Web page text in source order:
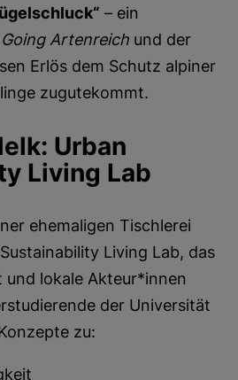
– ein
Going Artenreich und der
Erlös dem Schutz alpiner
zugutekommt.
Urban
Living Lab
ehemaligen Tischlerei
Living Lab, das
lokale Akteur*innen
der Universität
zu: